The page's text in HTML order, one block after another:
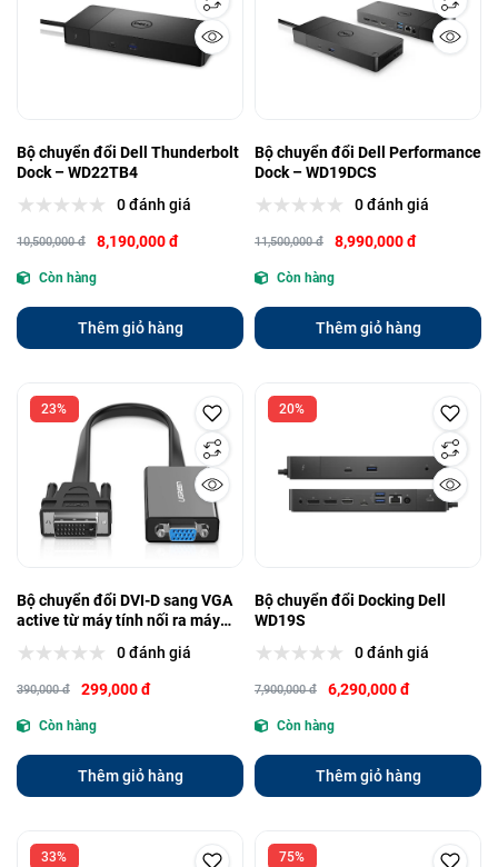
Bộ chuyển đổi Dell Thunderbolt
Dock – WD22TB4
0 đánh giá
10,500,000 đ 8,190,000 đ
Còn hàng
Thêm giỏ hàng
Bộ chuyển đổi Dell Performance
Dock – WD19DCS
0 đánh giá
11,500,000 đ 8,990,000 đ
Còn hàng
Thêm giỏ hàng
23%
Bộ chuyển đổi DVI-D sang VGA
active từ máy tính nối ra máy
0 đánh giá
390,000 đ 299,000 đ
Còn hàng
Thêm giỏ hàng
20%
Bộ chuyển đổi Docking Dell
WD19S
0 đánh giá
7,900,000 đ 6,290,000 đ
Còn hàng
Thêm giỏ hàng
33% 75%